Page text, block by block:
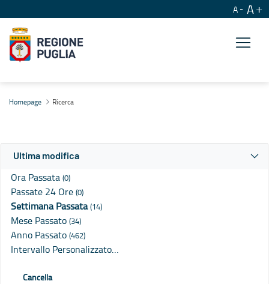
A A
Homepage Ricerca
Ultima modifica
Ora Passata (0)
Passate 24 Ore (0)
Settimana Passata(14)
Mese Passato (34)
Anno Passato (462)
Intervallo Personalizzato…
Cancella